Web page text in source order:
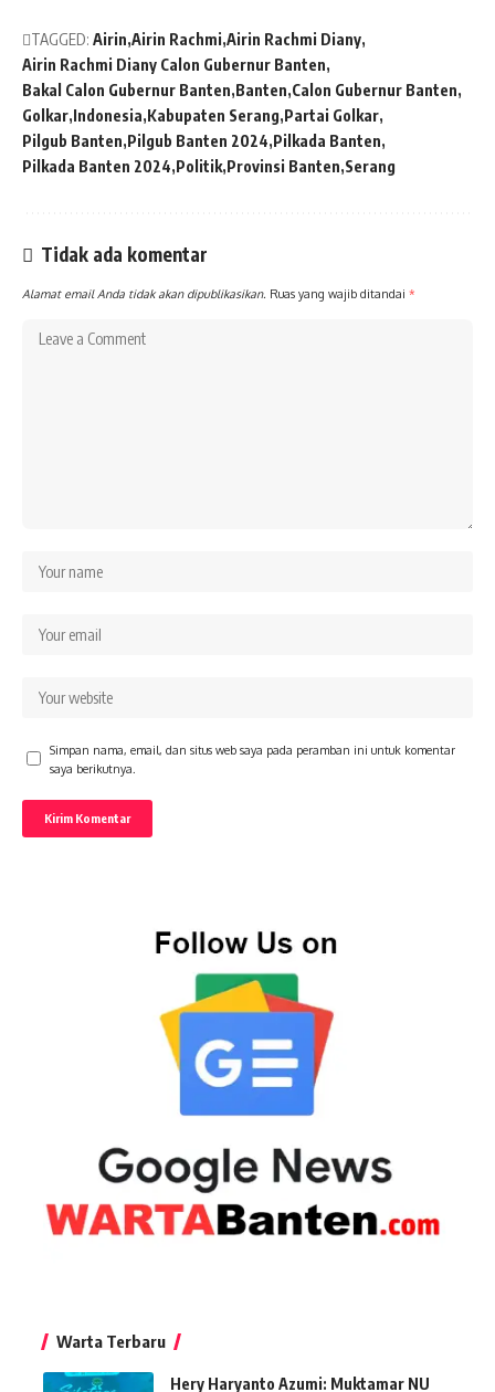
TAGGED: Airin Airin Rachmi Airin Rachmi Diany
Airin Rachmi Diany Calon Gubernur Banten
Bakal Calon Gubernur Banten Banten Calon Gubernur Banten
Golkar Indonesia Kabupaten Serang Partai Golkar
Pilgub Banten Pilgub Banten 2024 Pilkada Banten
Pilkada Banten 2024 Politik Provinsi Banten Serang
Tidak ada komentar
Alamat email Anda tidak akan dipublikasikan. Ruas yang wajib ditandai *
Simpan nama, email, dan situs web saya pada peramban ini untuk komentar
saya berikutnya.
Warta Terbaru
Hery Haryanto Azumi: Muktamar NU